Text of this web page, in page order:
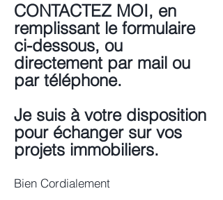
CONTACTEZ MOI, en
remplissant le formulaire
ci-dessous, ou
directement par mail ou
par téléphone.
Je suis à votre disposition
pour échanger sur vos
projets immobiliers.
Bien Cordialement